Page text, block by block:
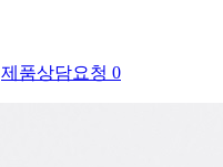
제품상담요청 0